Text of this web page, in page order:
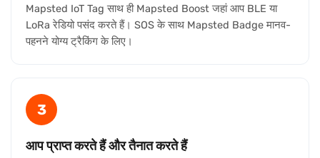
Mapsted IoT Tag साथ ही Mapsted Boost जहां आप BLE या
LoRa रेडियो पसंद करते हैं। SOS के साथ Mapsted Badge मानव-
पहनने योग्य ट्रैकिंग के लिए।
3
आप प्राप्त करते हैं और तैनात करते हैं